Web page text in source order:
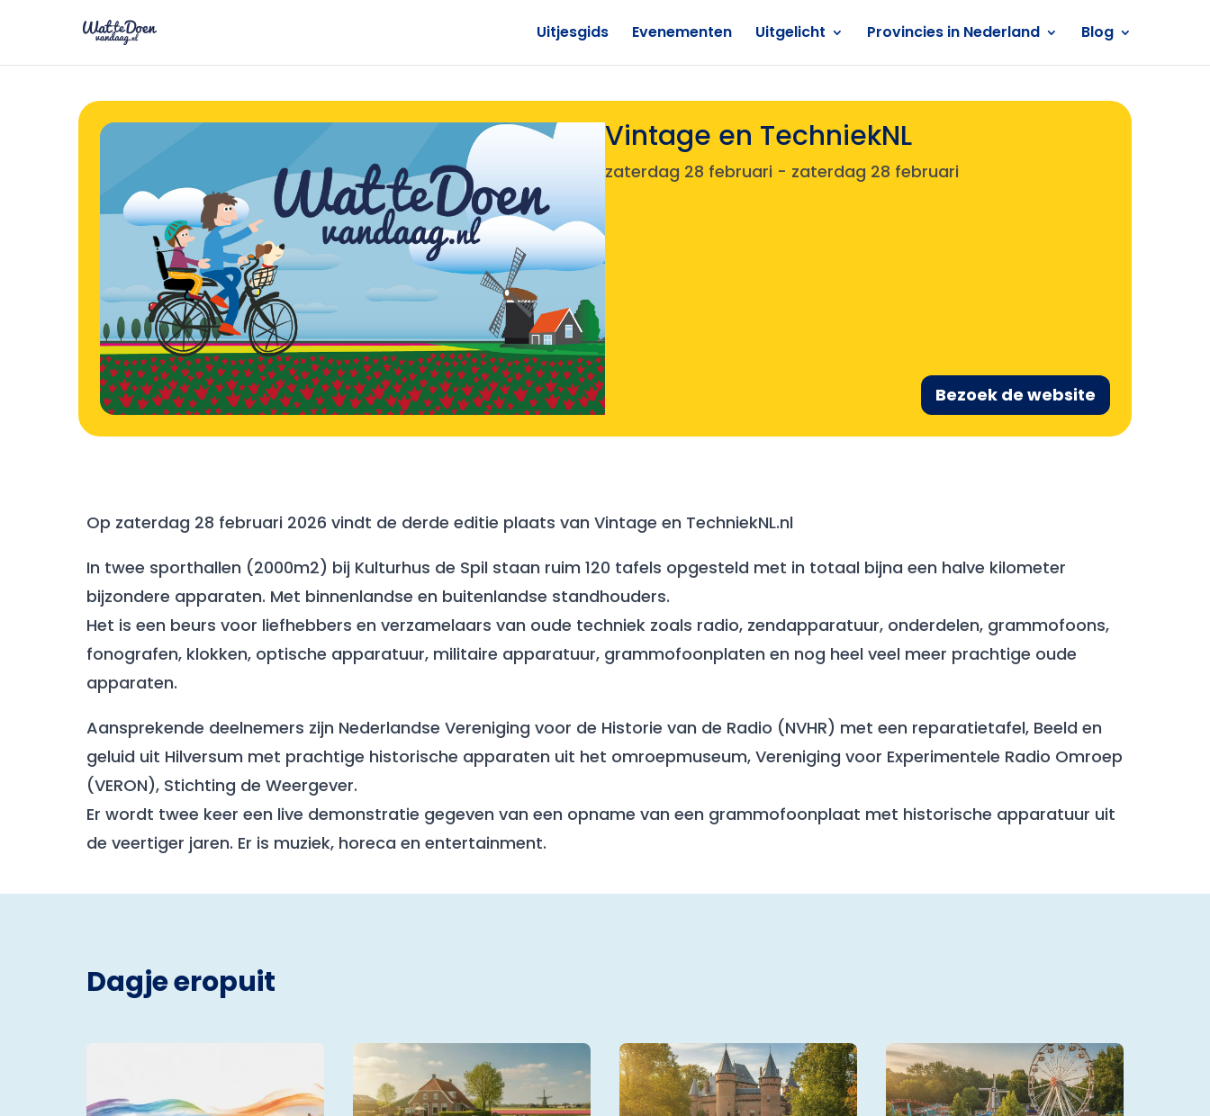
Uitjesgids Evenementen Uitgelicht Provincies in Nederland Blog
Vintage en TechniekNL
zaterdag 28 februari - zaterdag 28 februari
Bezoek de website
Op zaterdag 28 februari 2026 vindt de derde editie plaats van Vintage en TechniekNL.nl
In twee sporthallen (2000m2) bij Kulturhus de Spil staan ruim 120 tafels opgesteld met in totaal bijna een halve kilometer
bijzondere apparaten. Met binnenlandse en buitenlandse standhouders.
Het is een beurs voor liefhebbers en verzamelaars van oude techniek zoals radio, zendapparatuur, onderdelen, grammofoons,
fonografen, klokken, optische apparatuur, militaire apparatuur, grammofoonplaten en nog heel veel meer prachtige oude
apparaten.
Aansprekende deelnemers zijn Nederlandse Vereniging voor de Historie van de Radio (NVHR) met een reparatietafel, Beeld en
geluid uit Hilversum met prachtige historische apparaten uit het omroepmuseum, Vereniging voor Experimentele Radio Omroep
(VERON), Stichting de Weergever.
Er wordt twee keer een live demonstratie gegeven van een opname van een grammofoonplaat met historische apparatuur uit
de veertiger jaren. Er is muziek, horeca en entertainment.
Dagje eropuit